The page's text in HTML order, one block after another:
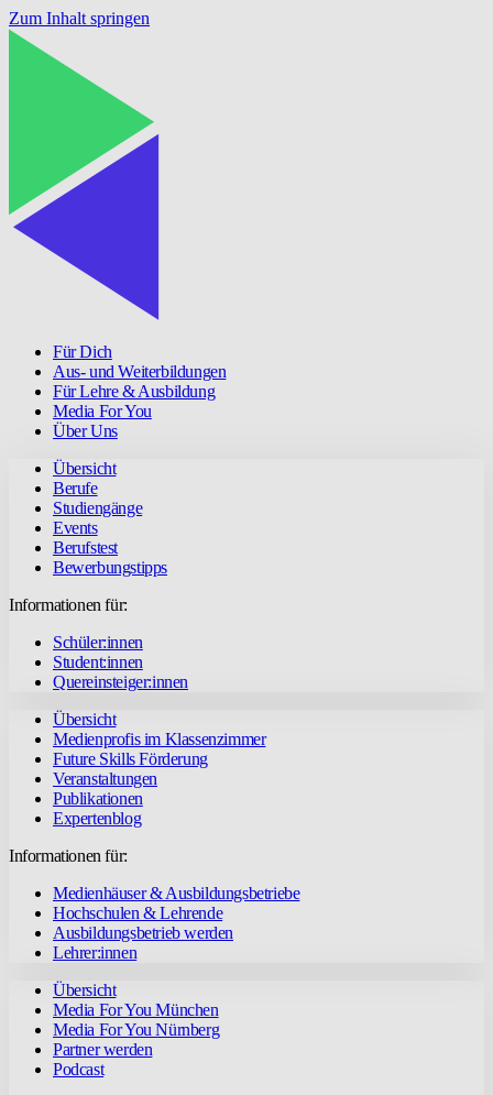
Zum Inhalt springen
Für Dich
Aus- und Weiterbildungen
Für Lehre & Ausbildung
Media For You
Über Uns
Übersicht
Berufe
Studiengänge
Events
Berufstest
Bewerbungstipps
Informationen für:
Schüler:innen
Student:innen
Quereinsteiger:innen
Übersicht
Medienprofis im Klassenzimmer
Future Skills Förderung
Veranstaltungen
Publikationen
Expertenblog
Informationen für:
Medienhäuser & Ausbildungsbetriebe
Hochschulen & Lehrende
Ausbildungsbetrieb werden
Lehrer:innen
Übersicht
Media For You München
Media For You Nürnberg
Partner werden
Podcast